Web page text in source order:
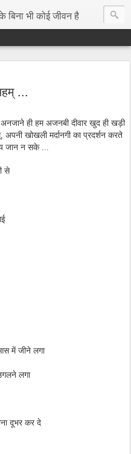
बिना भी कोई जीवन है
...
ही हम अजनबी दीवार खुद ही खड़ी
खोखली मर्दानगी का प्रदर्शन करते
जान न सके ...
से
में जीने लगा
लगा
दूभर कर दे